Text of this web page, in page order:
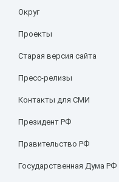
Округ
Проекты
Старая версия сайта
Пресс-релизы
Контакты для СМИ
Президент РФ
Правительство РФ
Государственная Дума РФ